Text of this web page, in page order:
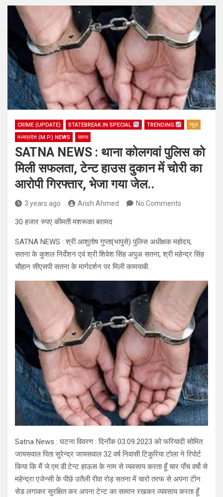
CRIME (UPDATE) STATEBREAK.IN SPECIAL TRENDING
न्यूज़
मध्यप्रदेश (M.P.) NEWS
सतना
SATNA NEWS : थाना कोलगवां पुलिस को
मिली सफलता, टेन्ट हाउस दुकान में चोरी का
आरोपी गिरफ्तार, भेजा गया जेल..
3 years ago Arish Ahmed No Comments
30 हजार रुपए कीमती मशरूका बरामद
SATNA NEWS : श्री आशुतोष गुप्ता(भापुसे) पुलिस अधीक्षक महोदय,
सतना के कुशल निर्देशन एवं श्री शिवेश सिंह अपुअ सतना, श्री महेन्द्र सिंह
चौहान सीएसपी सतना के मार्गदर्शन पर मिली कामयाबी..
Satna News : घटना विवरण : दिनाँक 03.09.2023 को फरियादी सोमित
जायसवाल पिता सुरेन्द्र जायसवाल 32 वर्ष निवासी टिकुरिया टोला ने रिपोर्ट
किया कि मैं जे.एम.डी.टेन्ट हाऊस के नाम से व्यवसाय करता हूँ चार पाँच वर्षो से
महेन्द्रा एजेन्सी के पीछे उतैली रीवा रोड़ सतना में चारो तरफ से अपना टीन
सेड लगाकर सुरक्षित कर अपना टेन्ट का सामान रखकर व्यवसाय करता हूँ